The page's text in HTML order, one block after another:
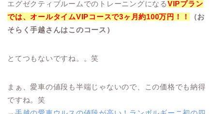
エグゼクティブルームでのトレーニングになるVIPプラン
では、オールタイムVIPコースで3ヶ月約100万円 ！！
（お
そらく手越さんはこのコース）
とてつもないですね。。笑
まぁ、愛車の値段も半端じゃないので、この価格でも納得
ですね。笑